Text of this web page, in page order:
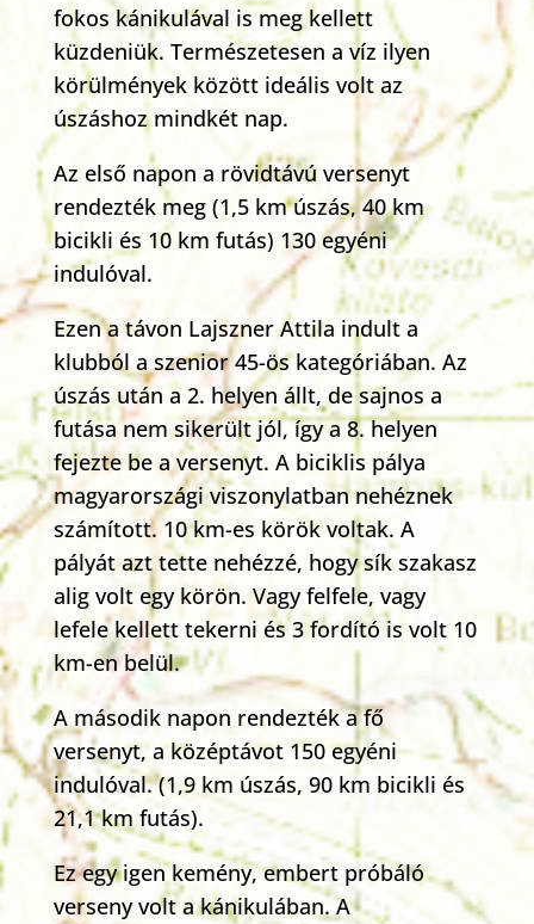
fokos kánikulával is meg kellett
küzdeniük. Természetesen a víz ilyen
körülmények között ideális volt az
úszáshoz mindkét nap.
Az első napon a rövidtávú versenyt
rendezték meg (1,5 km úszás, 40 km
bicikli és 10 km futás) 130 egyéni
indulóval.
Ezen a távon Lajszner Attila indult a
klubból a szenior 45-ös kategóriában. Az
úszás után a 2. helyen állt, de sajnos a
futása nem sikerült jól, így a 8. helyen
fejezte be a versenyt. A biciklis pálya
magyarországi viszonylatban nehéznek
számított. 10 km-es körök voltak. A
pályát azt tette nehézzé, hogy sík szakasz
alig volt egy körön. Vagy felfele, vagy
lefele kellett tekerni és 3 fordító is volt 10
km-en belül.
A második napon rendezték a fő
versenyt, a középtávot 150 egyéni
indulóval. (1,9 km úszás, 90 km bicikli és
21,1 km futás).
Ez egy igen kemény, embert próbáló
verseny volt a kánikulában. A